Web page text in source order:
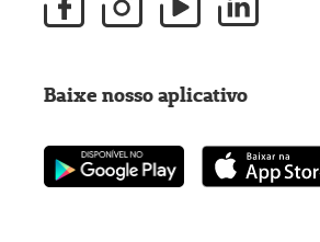
Baixe nosso aplicativo